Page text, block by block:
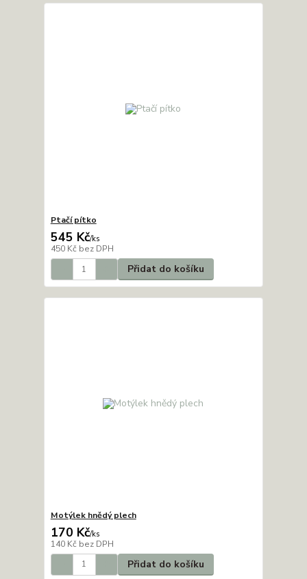
Ptačí pítko
545 Kč/ks
450 Kč bez DPH
Přidat do košíku
Motýlek hnědý plech
170 Kč/ks
140 Kč bez DPH
Přidat do košíku